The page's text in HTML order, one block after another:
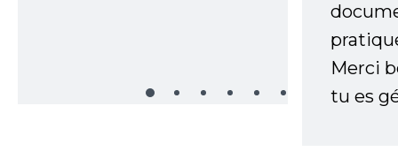
Merci
tu es